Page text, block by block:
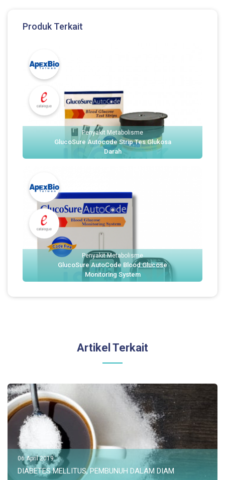
Produk Terkait
Penyakit Metabolisme
GlucoSure Autocode Strip Tes Glukosa
Darah
Penyakit Metabolisme
GlucoSure AutoCode Blood Glucose
Monitoring System
Artikel Terkait
06 April 2019
DIABETES MELLITUS, PEMBUNUH DALAM DIAM